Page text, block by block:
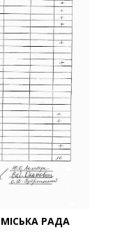
РАДА